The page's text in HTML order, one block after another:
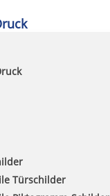
Türschilder